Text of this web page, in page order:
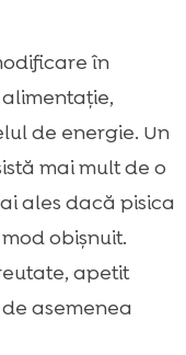
în
de energie. Un
mai mult de o
ales dacă pisica
obișnuit.
apetit
asemenea